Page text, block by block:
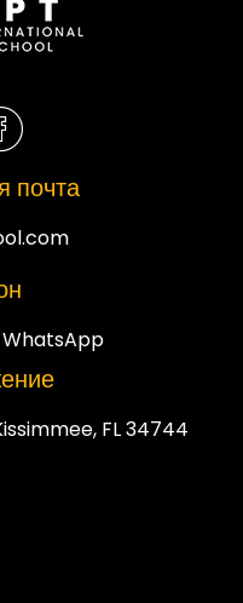
почта
WhatsApp
FL 34744